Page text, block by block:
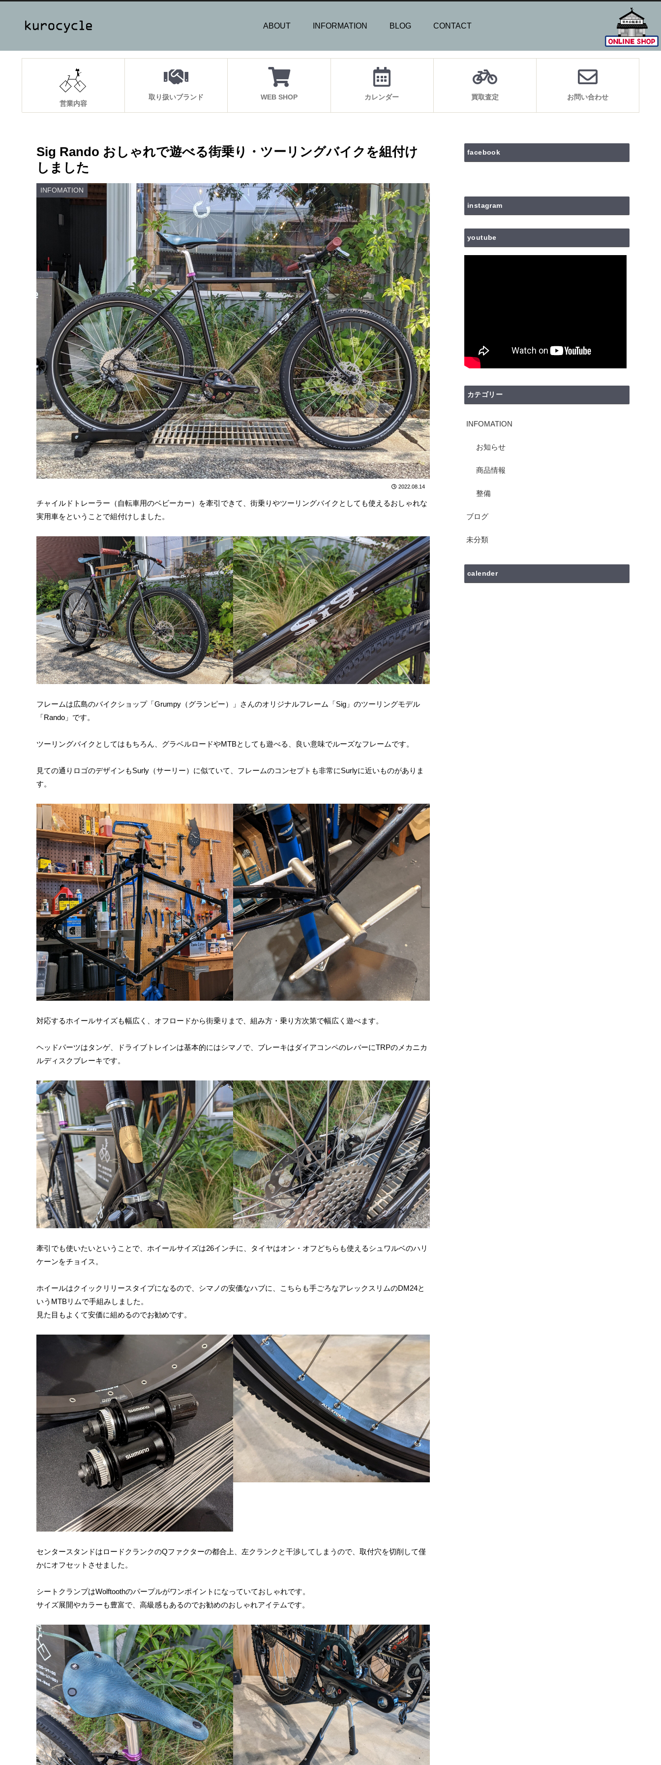
ABOUT INFORMATION BLOG CONTACT
営業内容
取り扱いブランド WEB SHOP カレンダー 買取査定 お問い合わせ
Sig Rando おしゃれで遊べる街乗り・ツーリングバイクを組付け
しました
INFOMATION
2022.08.14
チャイルドトレーラー（自転車用のベビーカー）を牽引できて、街乗りやツーリングバイクとしても使えるおしゃれな
実用車をということで組付けしました。
フレームは広島のバイクショップ「Grumpy（グランピー）」さんのオリジナルフレーム「Sig」のツーリングモデル
「Rando」です。
ツーリングバイクとしてはもちろん、グラベルロードやMTBとしても遊べる、良い意味でルーズなフレームです。
見ての通りロゴのデザインもSurly（サーリー）に似ていて、フレームのコンセプトも非常にSurlyに近いものがありま
す。
対応するホイールサイズも幅広く、オフロードから街乗りまで、組み方・乗り方次第で幅広く遊べます。
ヘッドパーツはタンゲ、ドライブトレインは基本的にはシマノで、ブレーキはダイアコンペのレバーにTRPのメカニカ
ルディスクブレーキです。
牽引でも使いたいということで、ホイールサイズは26インチに、タイヤはオン・オフどちらも使えるシュワルベのハリ
ケーンをチョイス。
ホイールはクイックリリースタイプになるので、シマノの安価なハブに、こちらも手ごろなアレックスリムのDM24と
いうMTBリムで手組みしました。
見た目もよくて安価に組めるのでお勧めです。
センタースタンドはロードクランクのQファクターの都合上、左クランクと干渉してしまうので、取付穴を切削して僅
かにオフセットさせました。
シートクランプはWolftoothのパープルがワンポイントになっていておしゃれです。
サイズ展開やカラーも豊富で、高級感もあるのでお勧めのおしゃれアイテムです。
facebook
instagram
youtube
カテゴリー
INFOMATION
お知らせ
商品情報
整備
ブログ
未分類
calender